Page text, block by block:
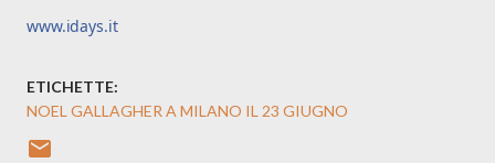
www.idays.it
ETICHETTE:
NOEL GALLAGHER A MILANO IL 23 GIUGNO